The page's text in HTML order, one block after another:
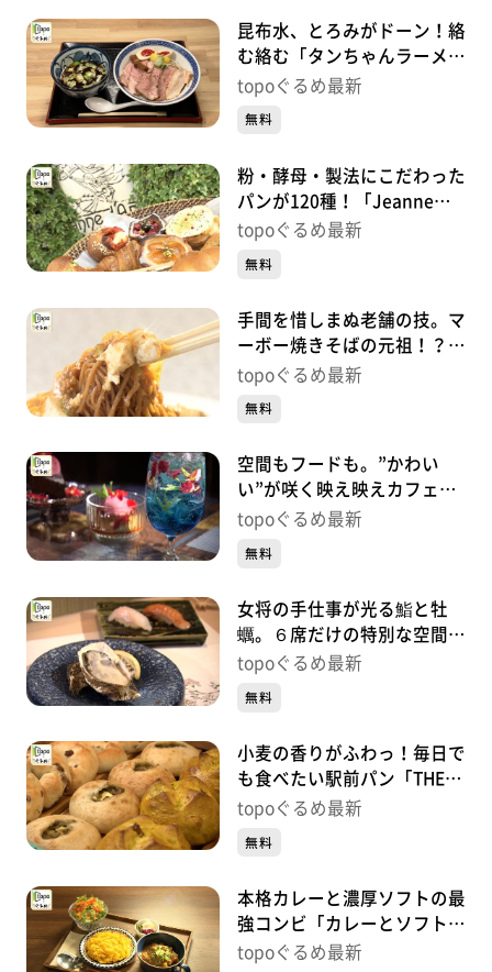
昆布水、とろみがドーン！絡
む絡む「タンちゃんラーメン
昆布水つけ麺」（青葉区花京
topoぐるめ最新
無料
粉・酵母・製法にこだわった
パンが120種！「Jeanne
d’arc Fils&Père」（若林区木
topoぐるめ最新
無料
手間を惜しまぬ老舗の技。マ
ーボー焼きそばの元祖！？
「中国菜館まんみ」（泉区泉
topoぐるめ最新
無料
空間もフードも。”かわい
い”が咲く映え映えカフェ
「今日も花が綺麗ですね」
ぐるめ】
topoぐるめ最新
無料
女将の手仕事が光る鮨と牡
蠣。６席だけの特別な空間
「仙臺 牡蠣女将」（青葉区
topoぐるめ最新
無料
小麦の香りがふわっ！毎日で
も食べたい駅前パン「THE
BREAD BAR」（若林区荒
topoぐるめ最新
無料
本格カレーと濃厚ソフトの最
強コンビ「カレーとソフトク
リーム」（青葉区堤通雨宮
topoぐるめ最新